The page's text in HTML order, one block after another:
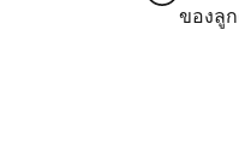
ของลู